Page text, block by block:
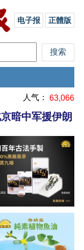
电子报 正體版
人气： 63,066
暗中军援伊朗